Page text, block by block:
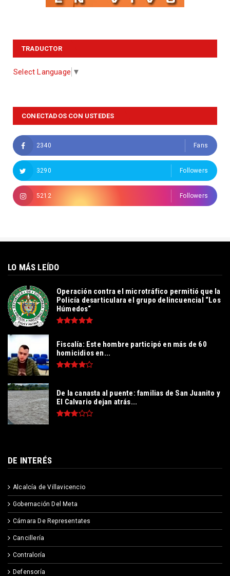
TRADUCTOR
Select Language ▼
CONECTADOS CON USTEDES
2340 Fans
3290 Followers
5212 Followers
LO MÁS LEÍDO
Operación contra el microtráfico permitió que la
Policía desarticulara el grupo delincuencial “Los
Húmedos“
Fiscalía: Este hombre participó en más de 60
homicidios en...
De la canasta al puente: familias de San Juanito y
El Calvario dejan atrás...
DE INTERÉS
Alcalcía de Villavicencio
Gobernación Del Meta
Cámara De Representates
Cancillería
Contraloría
Defensoría